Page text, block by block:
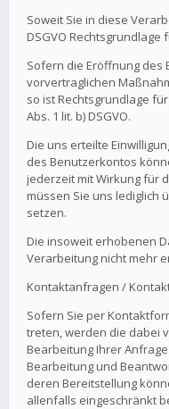
Soweit Sie in diese
DSGVO Rechtsgrundlage
Sofern die Eröffnung des
vorvertraglichen
so ist Rechtsgrundlage
Abs. 1 lit. b) DSGVO.
Die uns erteilte
des Benutzerkontos
jederzeit mit Wirkung für
müssen Sie uns lediglich
setzen.
Die insoweit erhobenen
Verarbeitung nicht mehr
Kontaktanfragen /
Sofern Sie per
treten, werden die dabei
Bearbeitung Ihrer
Bearbeitung und
deren Bereitstellung
allenfalls eingeschränkt